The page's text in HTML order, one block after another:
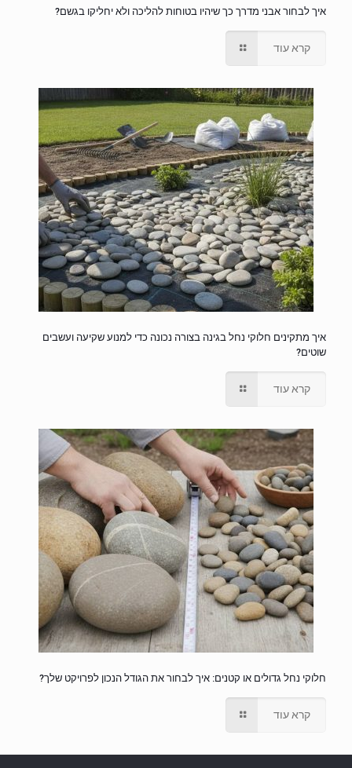
איך לבחור אבני מדרך כך שיהיו בטוחות להליכה ולא יחליקו בגשם?
קרא עוד
איך מתקינים חלוקי נחל בגינה בצורה נכונה כדי למנוע שקיעה ועשבים
שוטים?
קרא עוד
חלוקי נחל גדולים או קטנים: איך לבחור את הגודל הנכון לפרויקט שלך?
קרא עוד